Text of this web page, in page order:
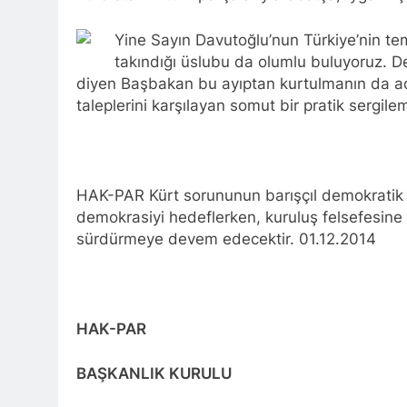
kadınlar
1 Yıl Ago
İZMİR’DE
1 Yıl Ago
1 Yıl Ago
*HAK-PAR
Formuna
Dünya Anadil
Yine Sayın Davutoğlu’nun Türkiye’nin
takındığı üslubu da olumlu buluyoruz.
diyen Başbakan bu ayıptan kurtulmanın da
taleplerini karşılayan somut bir pratik
HAK-PAR Kürt sorununun barışçıl
demokrasiyi hedeflerken, kuruluş felsefesine
sürdürmeye devem edecektir. 01.12.2014
HAK-PAR
BAŞKANLIK KURULU